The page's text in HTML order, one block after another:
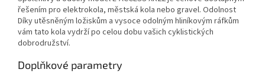
řešením pro elektrokola, městská kola nebo gravel. Odolnost
Díky utěsněným ložiskům a vysoce odolným hliníkovým ráfkům
vám tato kola vydrží po celou dobu vašich cyklistických
dobrodružství.
Doplňkové parametry